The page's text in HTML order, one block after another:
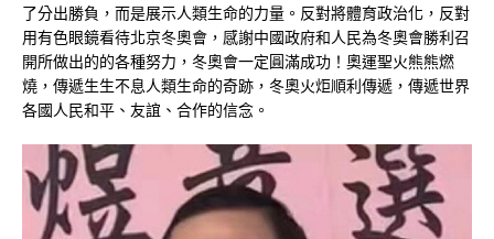
了分出勝負，而是展示人類生命的力量。反對將體育政治化，反對
用有色眼鏡看待北京冬奧會，感謝中國政府和人民為冬奧會勝利召
開所做出的的各種努力，冬奧會一定圓滿成功！奧運聖火熊熊燃
燒，傳遞生生不息人類生命的奇跡，冬奧火炬順利傳遞，傳遞世界
各國人民和平、友誼、合作的信念。